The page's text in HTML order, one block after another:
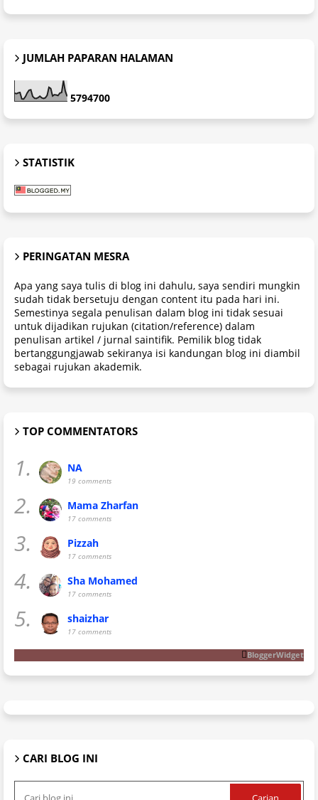
JUMLAH PAPARAN HALAMAN
5794700
STATISTIK
PERINGATAN MESRA
Apa yang saya tulis di blog ini dahulu, saya sendiri mungkin
sudah tidak bersetuju dengan content itu pada hari ini.
Semestinya segala penulisan dalam blog ini tidak sesuai
untuk dijadikan rujukan (citation/reference) dalam
penulisan artikel / jurnal saintifik. Pemilik blog tidak
bertanggungjawab sekiranya isi kandungan blog ini diambil
sebagai rujukan akademik.
TOP COMMENTATORS
1. NA
19 comments
2. Mama Zharfan
17 comments
3. Pizzah
17 comments
4. Sha Mohamed
17 comments
5. shaizhar
17 comments
BloggerWidget
CARI BLOG INI